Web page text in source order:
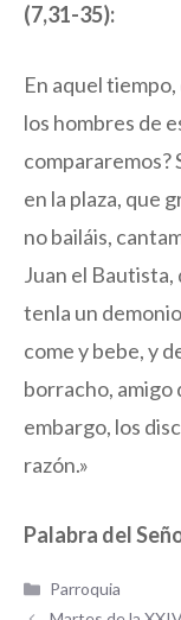
(7,31-35):
En aquel
los hombres de
compararemos?
en la plaza, que
no bailáis,
Juan el Bautista,
tenla un
come y bebe, y
borracho, amigo
embargo, los
razón.»
Palabra del
Categorías
Parroquia